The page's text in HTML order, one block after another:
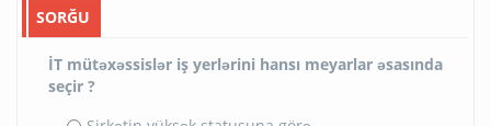
SORĞU
İT mütəxəssislər iş yerlərini hansı meyarlar əsasında
seçir ?